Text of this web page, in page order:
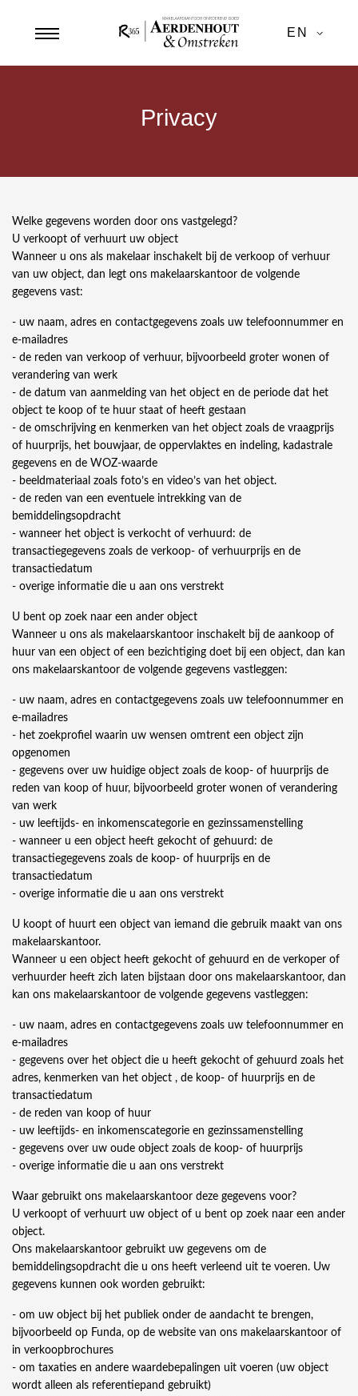
EN
Privacy
Welke gegevens worden door ons vastgelegd?
U verkoopt of verhuurt uw object
Wanneer u ons als makelaar inschakelt bij de verkoop of verhuur
van uw object, dan legt ons makelaarskantoor de volgende
gegevens vast:
- uw naam, adres en contactgegevens zoals uw telefoonnummer en
e-mailadres
- de reden van verkoop of verhuur, bijvoorbeeld groter wonen of
verandering van werk
- de datum van aanmelding van het object en de periode dat het
object te koop of te huur staat of heeft gestaan
- de omschrijving en kenmerken van het object zoals de vraagprijs
of huurprijs, het bouwjaar, de oppervlaktes en indeling, kadastrale
gegevens en de WOZ-waarde
- beeldmateriaal zoals foto’s en video’s van het object.
- de reden van een eventuele intrekking van de
bemiddelingsopdracht
- wanneer het object is verkocht of verhuurd: de
transactiegegevens zoals de verkoop- of verhuurprijs en de
transactiedatum
- overige informatie die u aan ons verstrekt
U bent op zoek naar een ander object
Wanneer u ons als makelaarskantoor inschakelt bij de aankoop of
huur van een object of een bezichtiging doet bij een object, dan kan
ons makelaarskantoor de volgende gegevens vastleggen:
- uw naam, adres en contactgegevens zoals uw telefoonnummer en
e-mailadres
- het zoekprofiel waarin uw wensen omtrent een object zijn
opgenomen
- gegevens over uw huidige object zoals de koop- of huurprijs de
reden van koop of huur, bijvoorbeeld groter wonen of verandering
van werk
- uw leeftijds- en inkomenscategorie en gezinssamenstelling
- wanneer u een object heeft gekocht of gehuurd: de
transactiegegevens zoals de koop- of huurprijs en de
transactiedatum
- overige informatie die u aan ons verstrekt
U koopt of huurt een object van iemand die gebruik maakt van ons
makelaarskantoor.
Wanneer u een object heeft gekocht of gehuurd en de verkoper of
verhuurder heeft zich laten bijstaan door ons makelaarskantoor, dan
kan ons makelaarskantoor de volgende gegevens vastleggen:
- uw naam, adres en contactgegevens zoals uw telefoonnummer en
e-mailadres
- gegevens over het object die u heeft gekocht of gehuurd zoals het
adres, kenmerken van het object , de koop- of huurprijs en de
transactiedatum
- de reden van koop of huur
- uw leeftijds- en inkomenscategorie en gezinssamenstelling
- gegevens over uw oude object zoals de koop- of huurprijs
- overige informatie die u aan ons verstrekt
Waar gebruikt ons makelaarskantoor deze gegevens voor?
U verkoopt of verhuurt uw object of u bent op zoek naar een ander
object.
Ons makelaarskantoor gebruikt uw gegevens om de
bemiddelingsopdracht die u ons heeft verleend uit te voeren. Uw
gegevens kunnen ook worden gebruikt:
- om uw object bij het publiek onder de aandacht te brengen,
bijvoorbeeld op Funda, op de website van ons makelaarskantoor of
in verkoopbrochures
- om taxaties en andere waardebepalingen uit voeren (uw object
wordt alleen als referentiepand gebruikt)